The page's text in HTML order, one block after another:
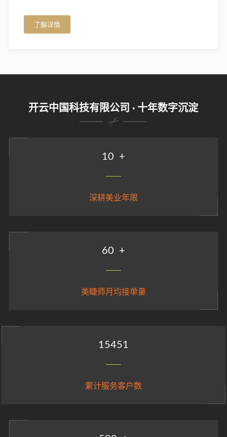
了解详情
开云中国科技有限公司 · 十年数字沉淀
10 +
深耕美业年限
60 +
美睫师月均接单量
15451
累计服务客户数